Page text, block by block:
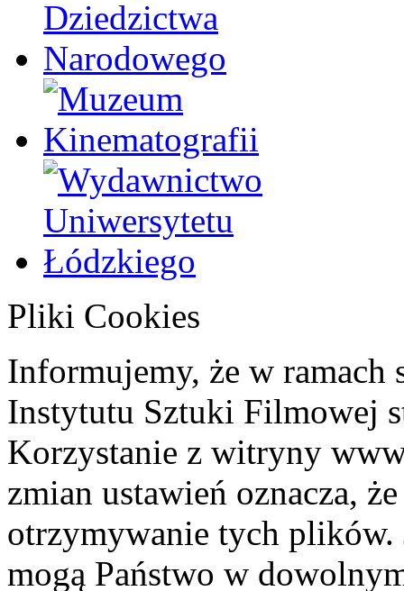
Pliki Cookies
Informujemy, że w ramach
Instytutu Sztuki Filmowej
Korzystanie z witryny
zmian ustawień oznacza,
otrzymywanie tych plików.
mogą Państwo w